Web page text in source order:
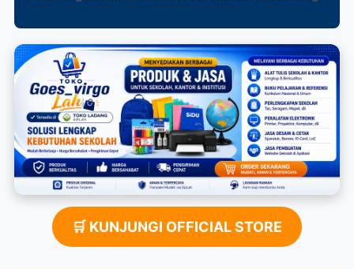
🛒 KUNJUNGI OFFICIAL STORE